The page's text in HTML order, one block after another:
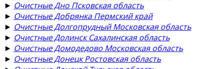
► Очистные Дно Псковская область
► Очистные Добрянка Пермский край
► Очистные Долгопрудный Московская область
► Очистные Долинск Сахалинская область
► Очистные Домодедово Московская область
► Очистные Донецк Ростовская область